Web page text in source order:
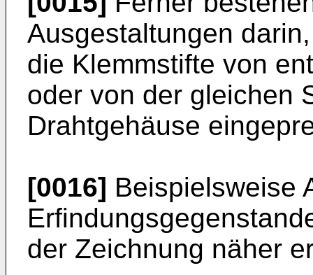
Ausgestaltungen
die Klemmstifte von
oder von der gleichen
Drahtgehäuse
[0016] Beispielsweise
der Zeichnung näher